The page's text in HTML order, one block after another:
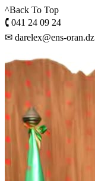
^Back To Top
🕻 041 24 09 24
✉ darelex@ens-oran.dz